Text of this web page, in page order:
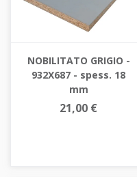
NOBILITATO GRIGIO -
932X687 - spess. 18
mm
21,00 €